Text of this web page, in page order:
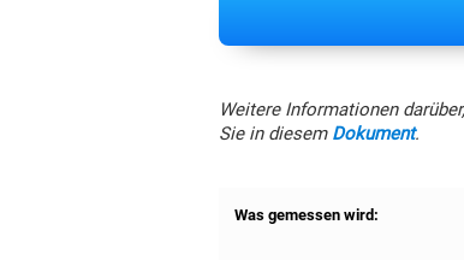
Weitere Informationen
Sie in diesem Dokument.
Was gemessen wird: